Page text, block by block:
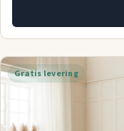
Gratis levering